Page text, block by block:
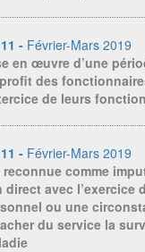
- Février-Mars 2019
en œuvre d’une
des
de leurs
- Février-Mars 2019
reconnue comme
direct avec
ou une
du service la